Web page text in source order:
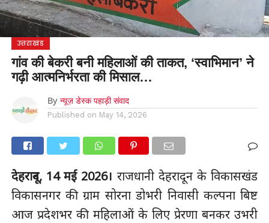
उत्तराखंड
गांव की बेकरी बनी महिलाओं की ताकत, ‘स्वाभिमान’ ने
गढ़ी आत्मनिर्भरता की मिसाल…
By न्यूज़ डेस्क पहाड़ी संवाद
Published on May 14, 2026
देहरादून, 14 मई 2026। राजधानी देहरादून के विकासखंड
विकासनगर की ग्राम सोरना डोभरी निवासी कल्पना बिष्ट
आज प्रदेशभर की महिलाओं के लिए प्रेरणा बनकर उभरी